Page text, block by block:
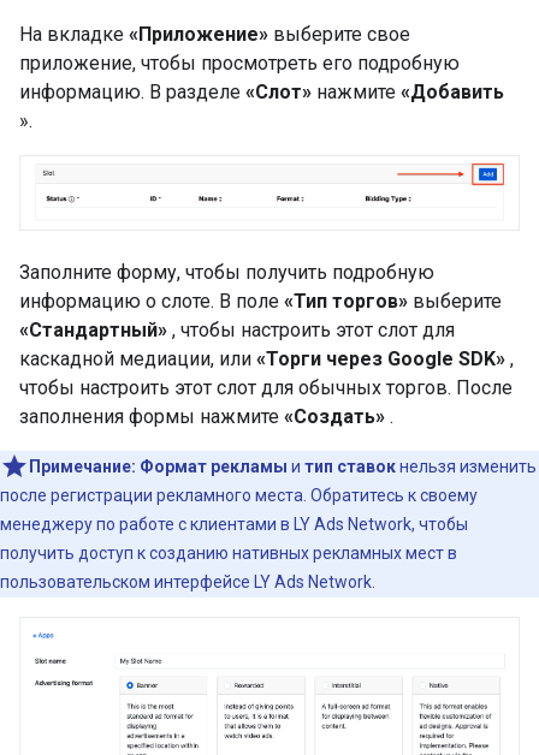
На вкладке «Приложение» выберите свое
приложение, чтобы просмотреть его подробную
информацию. В разделе «Слот» нажмите «Добавить
».
Заполните форму, чтобы получить подробную
информацию о слоте. В поле «Тип торгов» выберите
«Стандартный» , чтобы настроить этот слот для
каскадной медиации, или «Торги через Google SDK» ,
чтобы настроить этот слот для обычных торгов. После
заполнения формы нажмите «Создать» .
Примечание: Формат рекламы и тип ставокнельзя изменить
после регистрации рекламного места. Обратитесь к своему
менеджеру по работе с клиентами в LY Ads Network, чтобы
получить доступ к созданию нативных рекламных мест в
пользовательском интерфейсе LY Ads Network.